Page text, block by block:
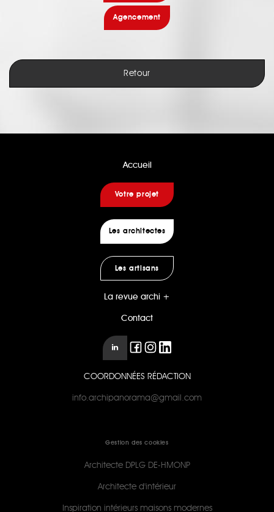
Agencement
Retour
Accueil
Votre projet
Les architectes
Les artisans
La revue archi +
Contact
COORDONNÉES RÉDACTION
info.archipanorama@gmail.com
Gestion des cookies
Architecte DPLG DE-HMONP
Architecte d'intérieur
Inspiration intérieurs maisons modernes